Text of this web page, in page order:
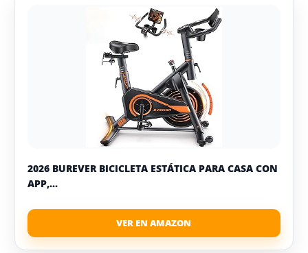
2026 BUREVER BICICLETA ESTÁTICA PARA CASA CON
APP,...